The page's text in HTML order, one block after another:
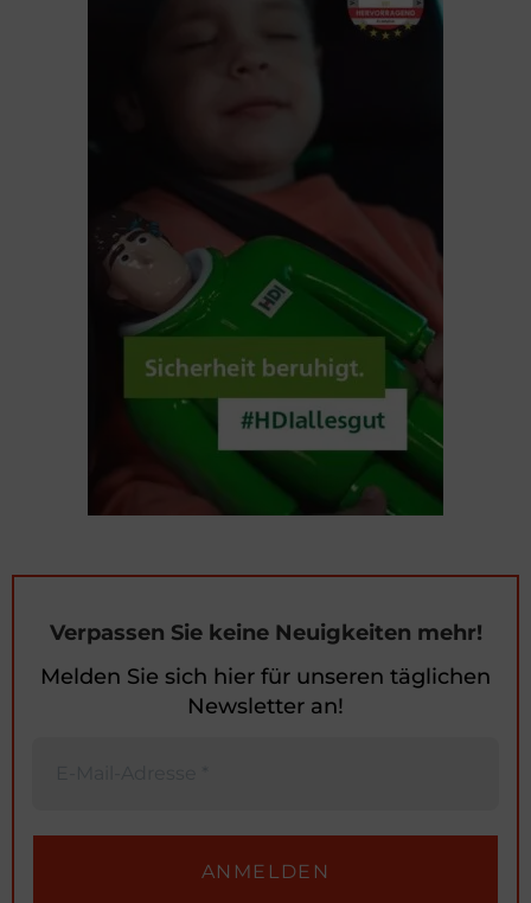
Verpassen Sie keine Neuigkeiten mehr!
Melden Sie sich hier für unseren täglichen
Newsletter an!